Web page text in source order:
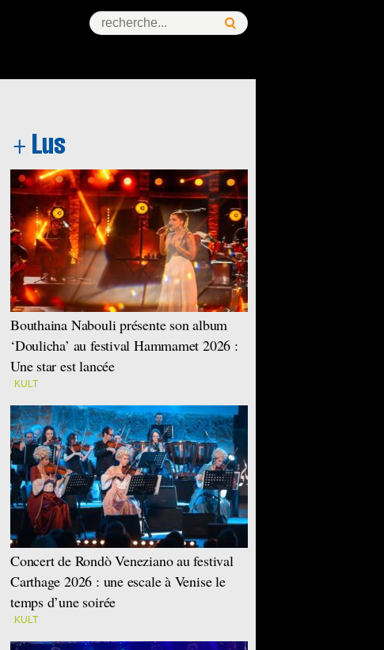
Bouthaina Nabouli présente son album
‘Doulicha’ au festival Hammamet 2026 :
Une star est lancée
KULT
Concert de Rondò Veneziano au festival
Carthage 2026 : une escale à Venise le
temps d’une soirée
KULT